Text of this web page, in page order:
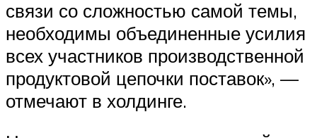
связи со сложностью самой темы,
необходимы объединенные усилия
всех участников производственной
продуктовой цепочки поставок», —
отмечают в холдинге.